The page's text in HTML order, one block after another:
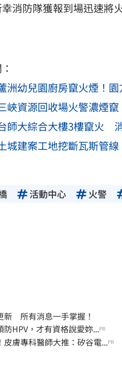
消防隊獲報到場迅速將
洲幼兒園廚房竄火煙！
峽資源回收場火警濃煙
師大綜合大樓3樓竄火
城建案工地挖斷瓦斯管
活動中心 火警
新 所有消息一手掌握！
防HPV，才有資格說愛妳...PR
皮膚專科醫師大推：矽谷電...PR